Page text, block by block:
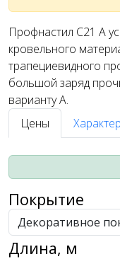
Профнастил С21 A
кровельного
трапециевидного
большой заряд
варианту А.
Цены
Покрытие
Длина, м